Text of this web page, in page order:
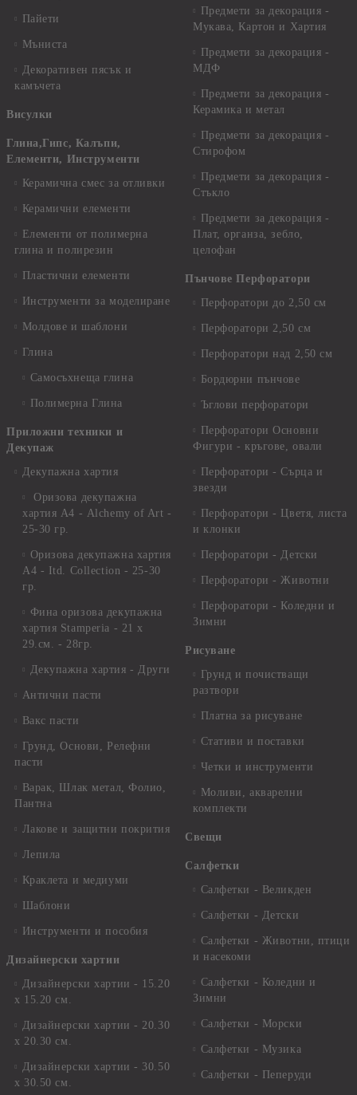
Пайети
Мъниста
Декоративен пясък и
камъчета
Висулки
Глина,Гипс, Калъпи,
Елементи, Инструменти
Керамична смес за отливки
Керамични елементи
Елементи от полимерна
глина и полирезин
Пластични елементи
Инструменти за моделиране
Молдове и шаблони
Глина
Самосъхнеща глина
Полимерна Глина
Приложни техники и
Декупаж
Декупажна хартия
Оризова декупажна
хартия А4 - Alchemy of Art -
25-30 гр.
Оризова декупажна хартия
А4 - Itd. Collection - 25-30
гр.
Фина оризова декупажна
хартия Stamperia - 21 х
29.см. - 28гр.
Декупажна хартия - Други
Антични пасти
Вакс пасти
Грунд, Основи, Релефни
пасти
Варак, Шлак метал, Фолио,
Пантна
Лакове и защитни покрития
Лепила
Краклета и медиуми
Шаблони
Инструменти и пособия
Дизайнерски хартии
Дизайнерски хартии - 15.20
х 15.20 см.
Дизайнерски хартии - 20.30
х 20.30 см.
Дизайнерски хартии - 30.50
х 30.50 см.
Предмети за декорация -
Мукава, Картон и Хартия
Предмети за декорация -
МДФ
Предмети за декорация -
Керамика и метал
Предмети за декорация -
Стирофом
Предмети за декорация -
Стъкло
Предмети за декорация -
Плат, органза, зебло,
целофан
Пънчове Перфоратори
Перфоратори до 2,50 см
Перфоратори 2,50 см
Перфоратори над 2,50 см
Бордюрни пънчове
Ъглови перфоратори
Перфоратори Основни
Фигури - кръгове, овали
Перфоратори - Сърца и
звезди
Перфоратори - Цветя, листа
и клонки
Перфоратори - Детски
Перфоратори - Животни
Перфоратори - Коледни и
Зимни
Рисуване
Грунд и почистващи
разтвори
Платна за рисуване
Стативи и поставки
Четки и инструменти
Моливи, акварелни
комплекти
Свещи
Салфетки
Салфетки - Великден
Салфетки - Детски
Салфетки - Животни, птици
и насекоми
Салфетки - Коледни и
Зимни
Салфетки - Морски
Салфетки - Музика
Салфетки - Пеперуди